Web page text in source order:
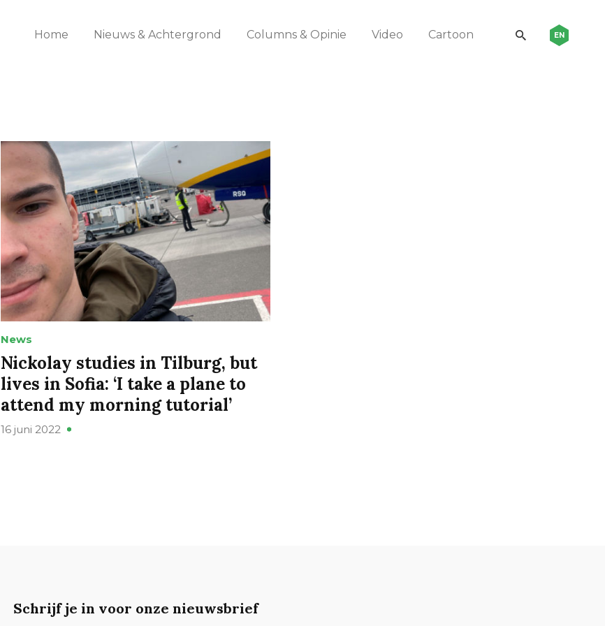
Home Nieuws & Achtergrond Columns & Opinie Video Cartoon EN
News
Nickolay studies in Tilburg, but
lives in Sofia: ‘I take a plane to
attend my morning tutorial’
16 juni 2022
Schrijf je in voor onze nieuwsbrief